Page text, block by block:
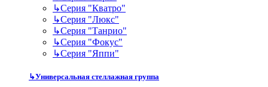
↳Серия "Кватро"
↳Серия "Люкс"
↳Серия "Танрио"
↳Серия "Фокус"
↳Серия "Яппи"
↳Универсальная стеллажная группа